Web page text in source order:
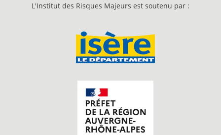
L'Institut des Risques Majeurs est soutenu par :